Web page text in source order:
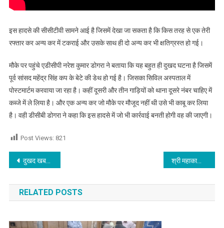
इस हादसे की सीसीटीवी सामने आई है जिसमें देखा जा सकता है कि किस तरह से एक तेरी
रफ्तार कर अन्य कर में टकराई और उसके साथ ही दो अन्य कर भी क्षतिग्रस्त हो गई।
मौके पर पहुंचे एडीसीपी नरेश कुमार डोगरा ने बताया कि यह बहुत ही दुखद घटना है जिसमें
पूर्व सांसद महेंद्र सिंह कप के बेटे की डेथ हो गई है। जिसका सिविल अस्पताल में
पोस्टमार्टम करवाया जा रहा है। कहीं दूसरी और तीन गाड़ियों को थाना दूसरे नंबर चाहिए में
कब्जे में ले लिया है। और एक अन्य कर जो मौके पर मौजूद नहीं थी उसे भी काबू कर लिया
है। वही डीसीबी डोगरा ने कहा कि इस हादसे में जो भी कार्रवाई बनती होगी वह की जाएगी।
Post Views: 821
Post navigation
दुखद खबर,मॉडल टाऊन में हुए सड़क हादसे में जालंधर के पूर्व सांसद के इकलौते बेटे की मौत श्री महाकाली मंदिर दशहरा कमेटी (रजि:) की बैठक का आयोजन,पढ़े
RELATED POSTS